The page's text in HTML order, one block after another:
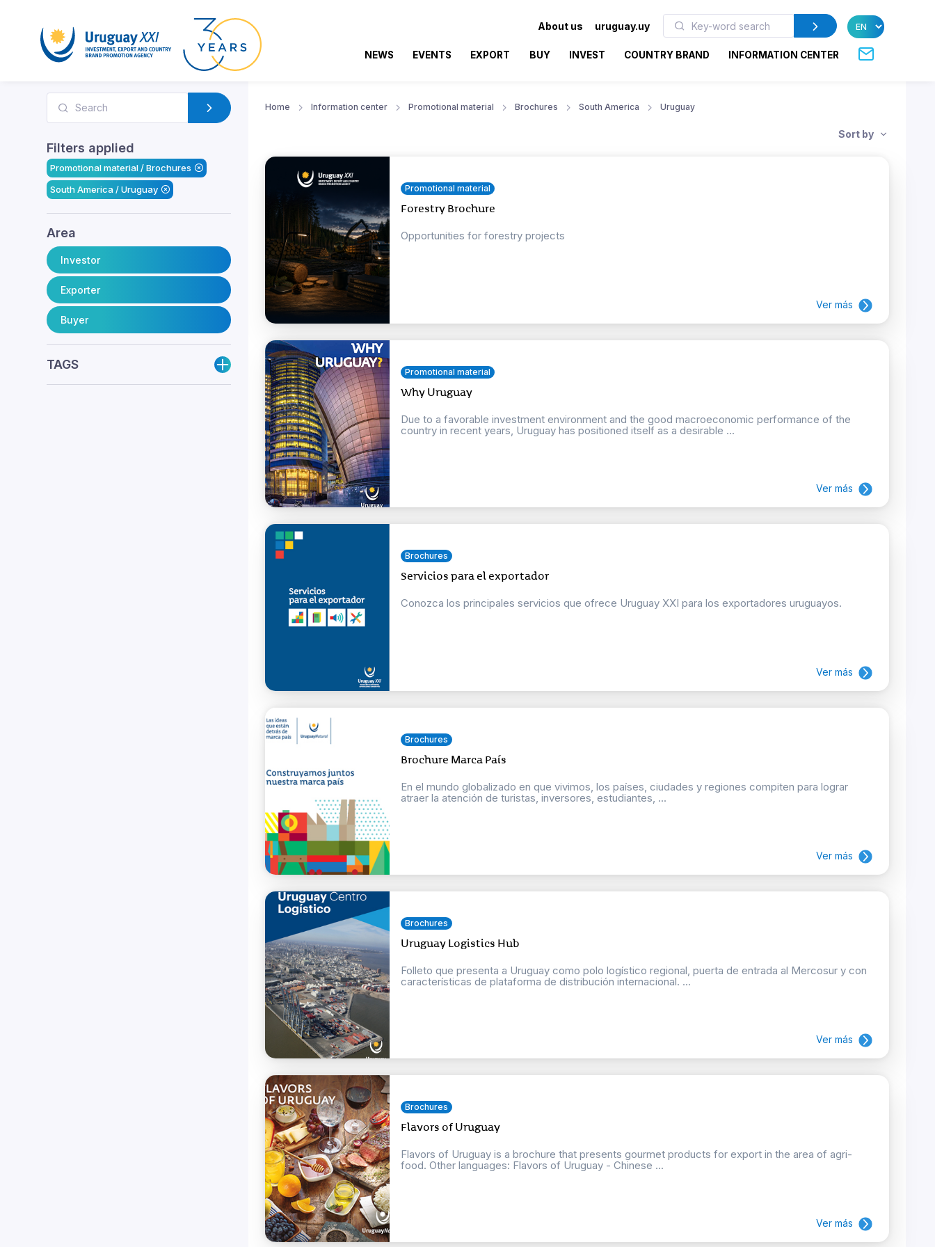
About us uruguay.uy
NEWS EVENTS EXPORT BUY INVEST COUNTRY BRAND INFORMATION CENTER
Filters applied
Promotional material / Brochures
South America / Uruguay
Area
Investor
Exporter
Buyer
TAGS
Home Information center Promotional material Brochures South America Uruguay
Sort by
Promotional material
Forestry Brochure
Opportunities for forestry projects
Ver más
Promotional material
Why Uruguay
Due to a favorable investment environment and the good macroeconomic performance of the
country in recent years, Uruguay has positioned itself as a desirable ...
Ver más
Brochures
Servicios para el exportador
Conozca los principales servicios que ofrece Uruguay XXI para los exportadores uruguayos.
Ver más
Brochures
Brochure Marca País
En el mundo globalizado en que vivimos, los países, ciudades y regiones compiten para lograr
atraer la atención de turistas, inversores, estudiantes, ...
Ver más
Brochures
Uruguay Logistics Hub
Folleto que presenta a Uruguay como polo logístico regional, puerta de entrada al Mercosur y con
características de plataforma de distribución internacional. ...
Ver más
Brochures
Flavors of Uruguay
Flavors of Uruguay is a brochure that presents gourmet products for export in the area of agri-
food. Other languages: Flavors of Uruguay - Chinese ...
Ver más